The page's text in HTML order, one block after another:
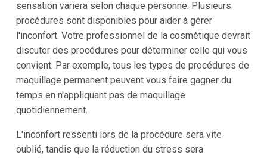
sensation variera selon chaque personne. Plusieurs
procédures sont disponibles pour aider à gérer
l'inconfort. Votre professionnel de la cosmétique devrait
discuter des procédures pour déterminer celle qui vous
convient. Par exemple, tous les types de procédures de
maquillage permanent peuvent vous faire gagner du
temps en n'appliquant pas de maquillage
quotidiennement.
L'inconfort ressenti lors de la procédure sera vite
oublié, tandis que la réduction du stress sera